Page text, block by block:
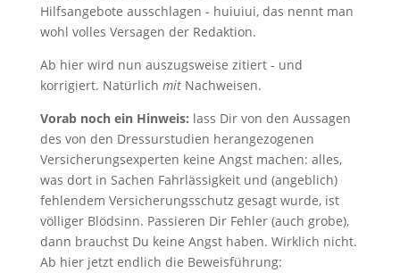
Hilfsangebote ausschlagen - huiuiui, das nennt man
wohl volles Versagen der Redaktion.
Ab hier wird nun auszugsweise zitiert - und
korrigiert. Natürlich mitNachweisen.
Vorab noch ein Hinweis: lass Dir von den Aussagen
des von den Dressurstudien herangezogenen
Versicherungsexperten keine Angst machen: alles,
was dort in Sachen Fahrlässigkeit und (angeblich)
fehlendem Versicherungsschutz gesagt wurde, ist
völliger Blödsinn. Passieren Dir Fehler (auch grobe),
dann brauchst Du keine Angst haben. Wirklich nicht.
Ab hier jetzt endlich die Beweisführung: